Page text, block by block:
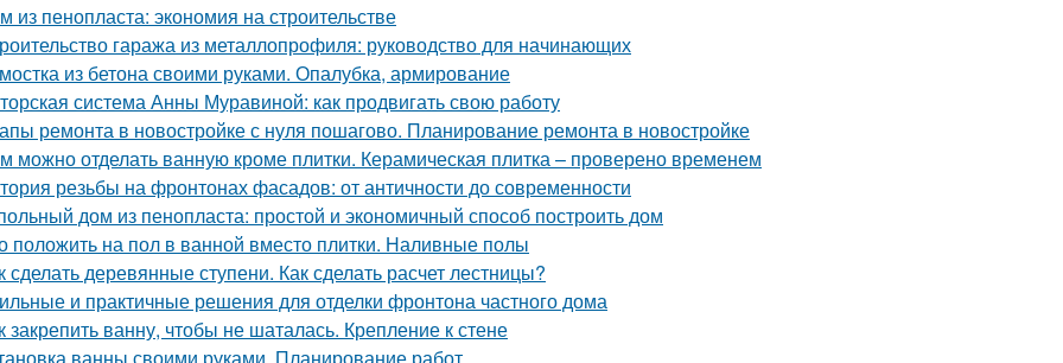
из пенопласта: экономия на строительстве
гаража из металлопрофиля: руководство для начинающих
из бетона своими руками. Опалубка, армирование
система Анны Муравиной: как продвигать свою работу
ремонта в новостройке с нуля пошагово. Планирование ремонта в новостройке
можно отделать ванную кроме плитки. Керамическая плитка – проверено временем
резьбы на фронтонах фасадов: от античности до современности
дом из пенопласта: простой и экономичный способ построить дом
положить на пол в ванной вместо плитки. Наливные полы
сделать деревянные ступени. Как сделать расчет лестницы?
и практичные решения для отделки фронтона частного дома
закрепить ванну, чтобы не шаталась. Крепление к стене